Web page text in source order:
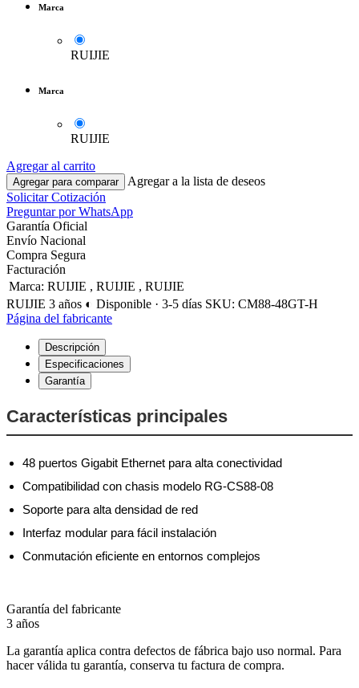
Marca
RUIJIE
Marca
RUIJIE
Agregar al carrito
Agregar para comparar
Agregar a la lista de deseos
Solicitar Cotización
Preguntar por WhatsApp
Garantía Oficial
Envío Nacional
Compra Segura
Facturación
Marca: RUIJIE , RUIJIE , RUIJIE
RUIJIE 3 años ◐ Disponible · 3-5 días SKU: CM88-48GT-H
Página del fabricante
Descripción
Especificaciones
Garantía
Características principales
48 puertos Gigabit Ethernet para alta conectividad
Compatibilidad con chasis modelo RG-CS88-08
Soporte para alta densidad de red
Interfaz modular para fácil instalación
Conmutación eficiente en entornos complejos
Garantía del fabricante
3 años
La garantía aplica contra defectos de fábrica bajo uso normal. Para
hacer válida tu garantía, conserva tu factura de compra.